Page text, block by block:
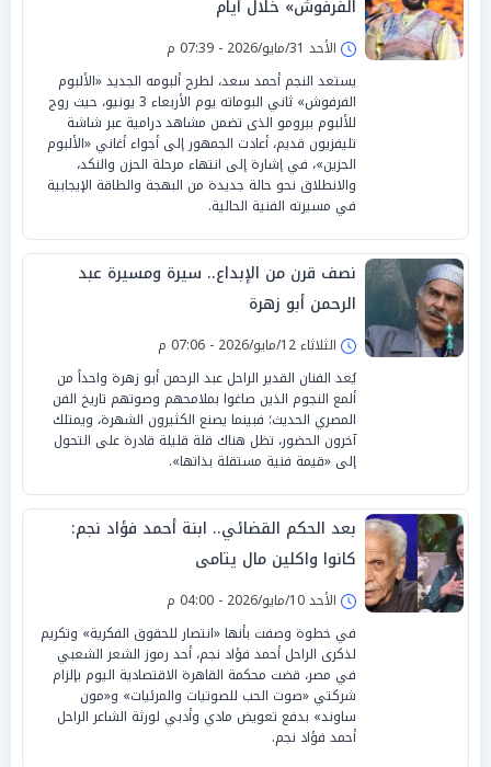
الفرفوش» خلال أيام
الأحد 31/مايو/2026 - 07:39 م
يستعد النجم أحمد سعد، لطرح ألبومه الجديد «الألبوم
الفرفوش» ثاني البوماته يوم الأربعاء 3 يونيو، حيث روج
للألبوم ببرومو الذى تضمن مشاهد درامية عبر شاشة
تليفزيون قديم، أعادت الجمهور إلى أجواء أغاني «الألبوم
الحزين»، في إشارة إلى انتهاء مرحلة الحزن والنكد،
والانطلاق نحو حالة جديدة من البهجة والطاقة الإيجابية
في مسيرته الفنية الحالية.
نصف قرن من الإبداع.. سيرة ومسيرة عبد
الرحمن أبو زهرة
الثلاثاء 12/مايو/2026 - 07:06 م
يُعد الفنان القدير الراحل عبد الرحمن أبو زهرة واحداً من
ألمع النجوم الذين صاغوا بملامحهم وصوتهم تاريخ الفن
المصري الحديث؛ فبينما يصنع الكثيرون الشهرة، ويمتلك
آخرون الحضور، تظل هناك قلة قليلة قادرة على التحول
إلى «قيمة فنية مستقلة بذاتها».
بعد الحكم القضائي.. ابنة أحمد فؤاد نجم:
كانوا واكلين مال يتامى
الأحد 10/مايو/2026 - 04:00 م
في خطوة وصفت بأنها «انتصار للحقوق الفكرية» وتكريم
لذكرى الراحل أحمد فؤاد نجم، أحد رموز الشعر الشعبي
في مصر، قضت محكمة القاهرة الاقتصادية اليوم بإلزام
شركتي «صوت الحب للصوتيات والمرئيات» و«مون
ساوند» بدفع تعويض مادي وأدبي لورثة الشاعر الراحل
أحمد فؤاد نجم.